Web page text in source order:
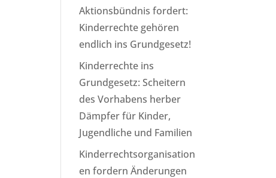
Aktionsbündnis fordert:
Kinderrechte gehören
endlich ins Grundgesetz!
Kinderrechte ins
Grundgesetz: Scheitern
des Vorhabens herber
Dämpfer für Kinder,
Jugendliche und Familien
Kinderrechtsorganisation
en fordern Änderungen